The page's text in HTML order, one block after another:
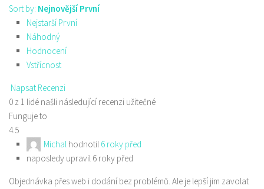
Sort by: Nejnovější První
Nejstarší První
Náhodný
Hodnocení
Vstřícnost
Napsat Recenzi
0 z 1 lidé našli následující recenzi užitečné
Funguje to
4.5
Michal hodnotil 6 roky před
naposledy upravil 6 roky před
Objednávka přes web i dodání bez problémů. Ale je lepší jim zavolat